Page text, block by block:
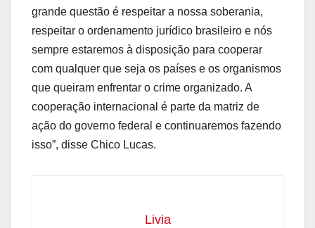
grande questão é respeitar a nossa soberania,
respeitar o ordenamento jurídico brasileiro e nós
sempre estaremos à disposição para cooperar
com qualquer que seja os países e os organismos
que queiram enfrentar o crime organizado. A
cooperação internacional é parte da matriz de
ação do governo federal e continuaremos fazendo
isso”, disse Chico Lucas.
Livia